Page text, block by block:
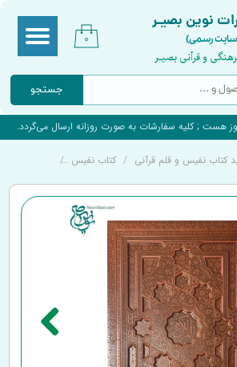
جستجو
۰
نوین بصیـر
و قرآنی بصیـر
رسمی)
هست ; کلیه سفارشات به صورت روزانه ارسال می‌گردد.
کتاب نفیس و قلم قرآنی کتاب نفیس